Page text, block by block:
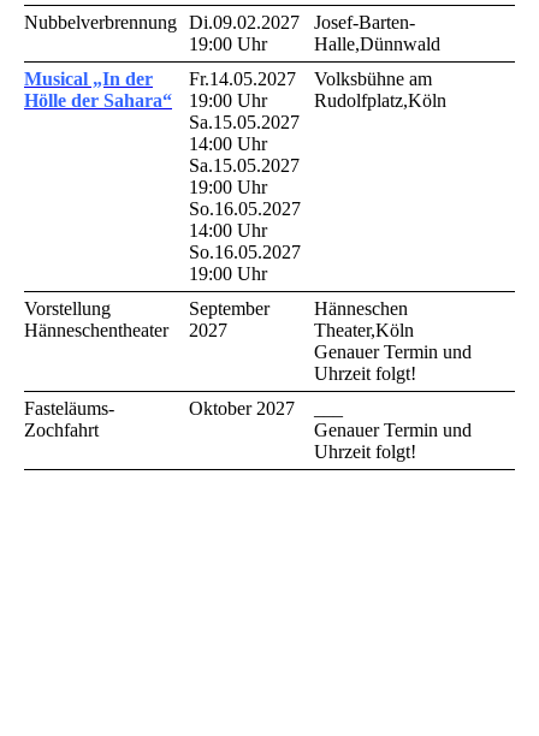
Nubbelverbrennung Di.09.02.2027
19:00 Uhr
Josef-Barten-
Halle,Dünnwald
Musical „In der
Hölle der Sahara“
Fr.14.05.2027
19:00 Uhr
Sa.15.05.2027
14:00 Uhr
Sa.15.05.2027
19:00 Uhr
So.16.05.2027
14:00 Uhr
So.16.05.2027
19:00 Uhr
Volksbühne am
Rudolfplatz,Köln
Vorstellung
Hänneschentheater
September
2027
Hänneschen
Theater,Köln
Genauer Termin und
Uhrzeit folgt!
Fasteläums-
Zochfahrt
Oktober 2027
Genauer Termin und
Uhrzeit folgt!